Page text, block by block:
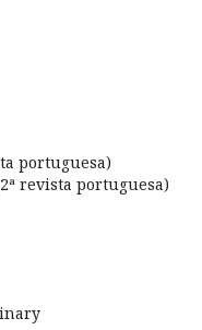
portuguesa)
revista portuguesa)